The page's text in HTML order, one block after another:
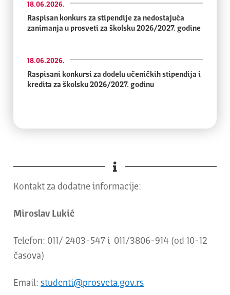
Raspisan konkurs za stipendije za nedostajuća
zanimanja u prosveti za školsku 2026/2027. godine
18.06.2026.
Raspisani konkursi za dodelu učeničkih stipendija i
kredita za školsku 2026/2027. godinu
18.06.2026.
Kontakt za dodatne informacije:
Miroslav Lukić
Telefon: 011/ 2403-547 i 011/3806-914 (od 10-12
časova)
Email: studenti@prosveta.gov.rs